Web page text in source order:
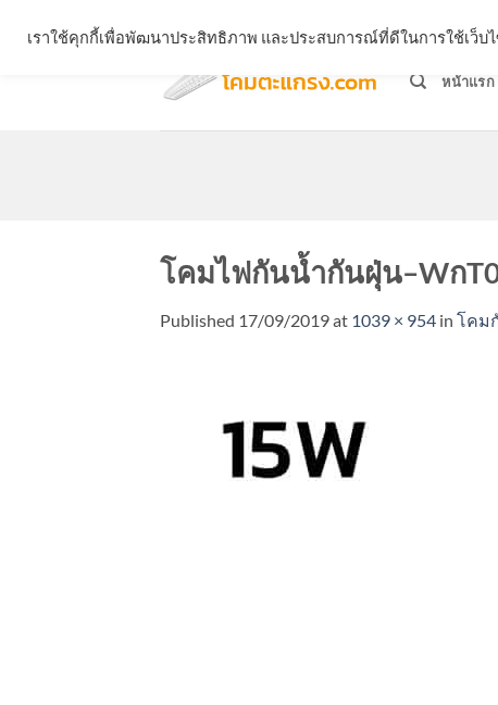
หน้าแรก
โคมไฟกันน้ำกันฝุ่น–Wก
Published 17/09/2019at 1039 × 954 in โคม
เราใช้คุกกี้เพื่อพัฒนาประสิทธิภาพ และประสบการณ์ที่ดีในการใช้เว็